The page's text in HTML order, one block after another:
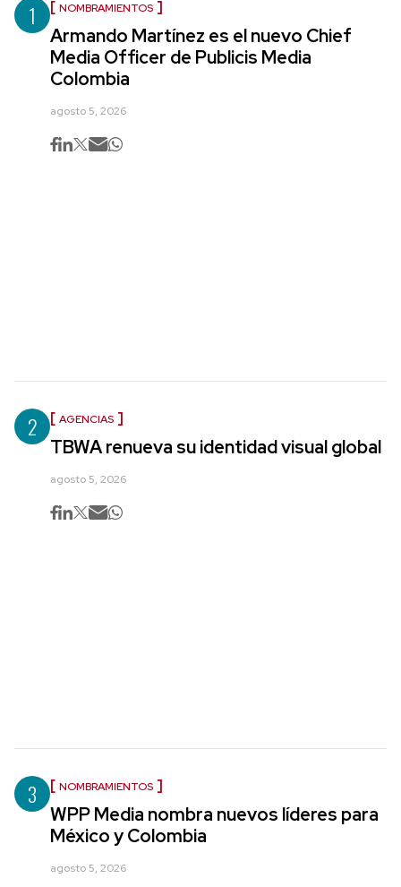
1 NOMBRAMIENTOS
Armando Martínez es el nuevo Chief
Media Officer de Publicis Media
Colombia
agosto 5, 2026
2 AGENCIAS
TBWA renueva su identidad visual global
agosto 5, 2026
3 NOMBRAMIENTOS
WPP Media nombra nuevos líderes para
México y Colombia
agosto 5, 2026